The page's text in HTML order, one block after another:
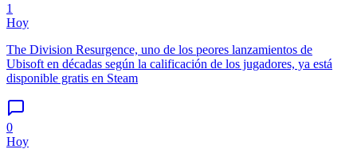
1
Hoy
The Division Resurgence, uno de los peores lanzamientos de
Ubisoft en décadas según la calificación de los jugadores, ya está
disponible gratis en Steam
0
Hoy